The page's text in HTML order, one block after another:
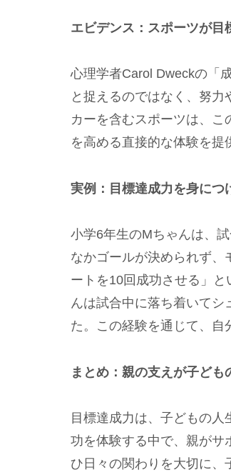
エビデンス：スポーツが目
心理学者Carol Dweckの「
と捉えるのではなく、努
カーを含むスポーツは、
を高める直接的な体験を提
実例：目標達成力を身につ
小学6年生のMちゃんは、
なかゴールが決められず、
ートを10回成功させる」
んは試合中に落ち着いてシ
た。この経験を通じて、自
まとめ：親の支えが子ども
目標達成力は、子どもの
功を体験する中で、親がサ
ひ日々の関わりを大切に、